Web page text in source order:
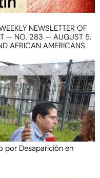
NEWSLETTER OF
— NO. 283 — AUGUST 5,
AFRICAN AMERICANS
por Desaparición en